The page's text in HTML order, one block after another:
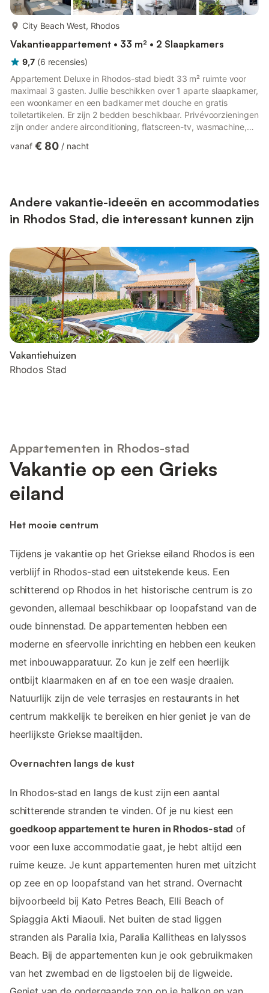
City Beach West, Rhodos
Vakantieappartement • 33 m² • 2 Slaapkamers
9,7 (6 recensies)
Appartement Deluxe in Rhodos-stad biedt 33 m² ruimte voor
maximaal 3 gasten. Jullie beschikken over 1 aparte slaapkamer,
een woonkamer en een badkamer met douche en gratis
toiletartikelen. Er zijn 2 bedden beschikbaar. Privévoorzieningen
zijn onder andere airconditioning, flatscreen-tv, wasmachine,
uitzicht op zee en bergen. Modern comfort: Aegean Stars in
eige...
vanaf € 80 / nacht
Andere vakantie-ideeën en accommodaties
in Rhodos Stad, die interessant kunnen zijn
Vakantiehuizen
Rhodos Stad
Appartementen in Rhodos-stad
Vakantie op een Grieks
eiland
Het mooie centrum
Tijdens je vakantie op het Griekse eiland Rhodos is een
verblijf in Rhodos-stad een uitstekende keus. Een
schitterend op Rhodos in het historische centrum is zo
gevonden, allemaal beschikbaar op loopafstand van de
oude binnenstad. De appartementen hebben een
moderne en sfeervolle inrichting en hebben een keuken
met inbouwapparatuur. Zo kun je zelf een heerlijk
ontbijt klaarmaken en af en toe een wasje draaien.
Natuurlijk zijn de vele terrasjes en restaurants in het
centrum makkelijk te bereiken en hier geniet je van de
heerlijkste Griekse maaltijden.
Overnachten langs de kust
In Rhodos-stad en langs de kust zijn een aantal
schitterende stranden te vinden. Of je nu kiest een
goedkoop appartement te huren in Rhodos-stad of
voor een luxe accommodatie gaat, je hebt altijd een
ruime keuze. Je kunt appartementen huren met uitzicht
op zee en op loopafstand van het strand. Overnacht
bijvoorbeeld bij Kato Petres Beach, Elli Beach of
Spiaggia Akti Miaouli. Net buiten de stad liggen
stranden als Paralia Ixia, Paralia Kallitheas en Ialyssos
Beach. Bij de appartementen kun je ook gebruikmaken
van het zwembad en de ligstoelen bij de ligweide.